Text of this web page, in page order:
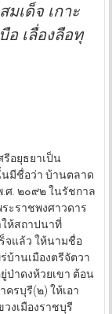
เด็จ เกาะ
อ เลื่องลือทุ
รีอยุธยาเป็น
มีชื่อว่า บ้านตลาด
ศ. ๒๐๙๒ ในรัชกาล
ะราชพงศาวดาร
ให้สถาปนาที่
จแล้ว ให้นามชื่อ
บ้านเมืองตรีจัตวา
ป่าดงห้วยเขา ต้อน
รบุรี(๒) ให้เอา
งเมืองราชบุรี